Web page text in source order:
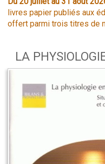
livres papier publiés aux
offert parmi trois titres de
LA